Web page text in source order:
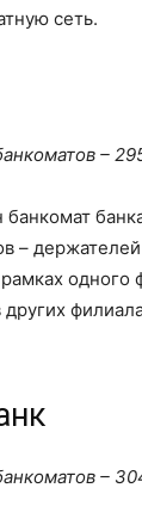
сеть.
–
банкомат
–
одного
–